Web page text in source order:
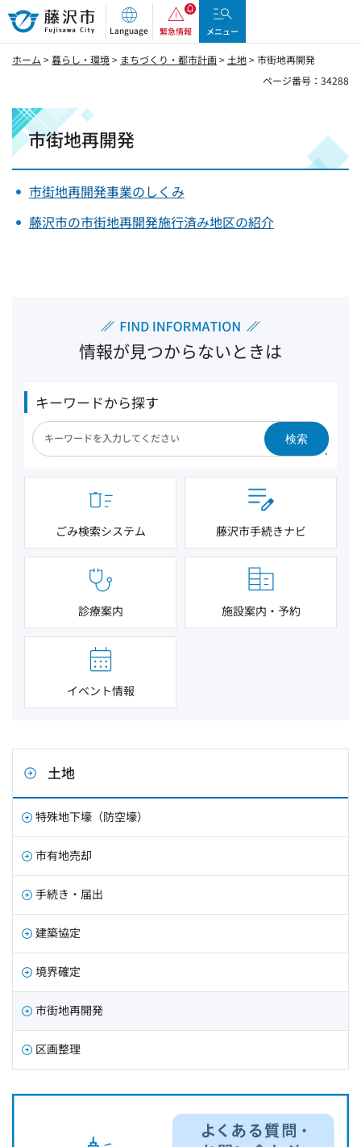
藤沢市
Language 緊急情報 メニュー
ホーム >暮らし・環境> まちづくり・都市計画> 土地> 市街地再開発
ページ番号：34288
市街地再開発
市街地再開発事業のしくみ
藤沢市の市街地再開発施行済み地区の紹介
情報が見つからないときは
キーワードから探す
検索
ごみ検索システム 藤沢市手続きナビ
診療案内 施設案内・予約
イベント情報
土地
特殊地下壕（防空壕）
市有地売却
手続き・届出
建築協定
境界確定
市街地再開発
区画整理